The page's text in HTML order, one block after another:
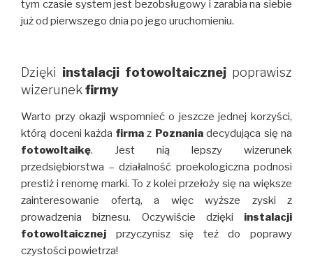
tym czasie system jest bezobsługowy i zarabia na siebie
już od pierwszego dnia po jego uruchomieniu.
Dzięki instalacji fotowoltaicznej poprawisz
wizerunekfirmy
Warto przy okazji wspomnieć o jeszcze jednej korzyści,
którą doceni każda firma z Poznaniadecydująca się na
fotowoltaikę. Jest nią lepszy wizerunek
przedsiębiorstwa – działalność proekologiczna podnosi
prestiż i renomę marki. To z kolei przełoży się na większe
zainteresowanie ofertą, a więc wyższe zyski z
prowadzenia biznesu. Oczywiście dzięki instalacji
fotowoltaicznej przyczynisz się też do poprawy
czystości powietrza!